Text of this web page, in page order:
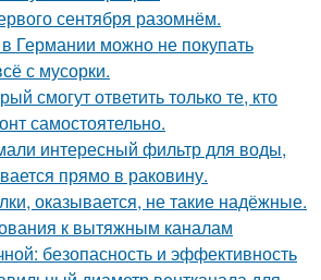
сентября разомнём.
Германии можно не покупать
с мусорки.
смогут ответить только те, кто
самостоятельно.
интересный фильтр для воды,
прямо в раковину.
оказывается, не такие надёжные.
к вытяжным каналам
безопасность и эффективность